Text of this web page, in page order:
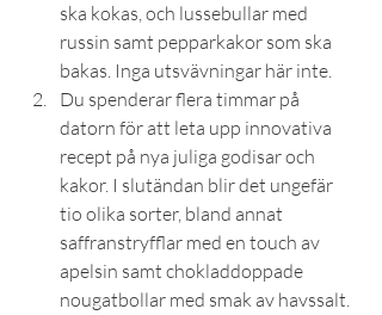
ska kokas, och lussebullar med
russin samt pepparkakor som ska
bakas. Inga utsvävningar här inte.
Du spenderar flera timmar på
datorn för att leta upp innovativa
recept på nya juliga godisar och
kakor. I slutändan blir det ungefär
tio olika sorter, bland annat
saffranstryfflar med en touch av
apelsin samt chokladdoppade
nougatbollar med smak av havssalt.